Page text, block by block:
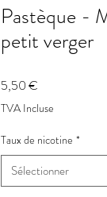
Pastèque -
petit verger
5,50 €
TVA Incluse
Taux de nicotine *
Sélectionner